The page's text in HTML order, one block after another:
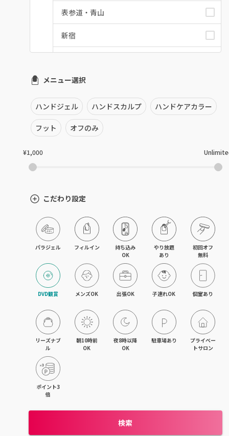
表参道・青山
新宿
銀座・新橋・有楽町
恵比寿・代官山・中目黒
自由が丘・学芸大学
下北沢・代々木上原
目黒・戸越・武蔵小山
北千住・町屋・亀有
錦糸町・小岩・青砥
吉祥寺・荻窪・三鷹
立川・国立・国分寺
八王子・日野・昭島
日暮里・駒込・千駄木
メニュー選択
ハンドジェル ハンドスカルプ ハンドケアカラー
フット オフのみ
¥1,000
こだわり設定
パラジェル フィルイン
持ち込み
OK
やり放題
あり
初回オフ
無料
DVD観賞 メンズOK 出張OK 子連れOK 個室あり
リーズナブ
ル
朝10時前
OK
夜8時以降
OK
駐車場あり
プライベー
トサロン
ポイント3
倍
検索